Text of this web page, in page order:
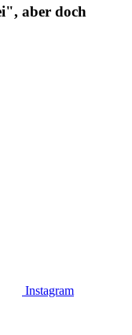
aber doch
Instagram